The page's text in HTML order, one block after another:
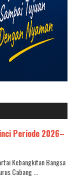
Periode 2026–
Kebangkitan Bangsa
Cabang ...